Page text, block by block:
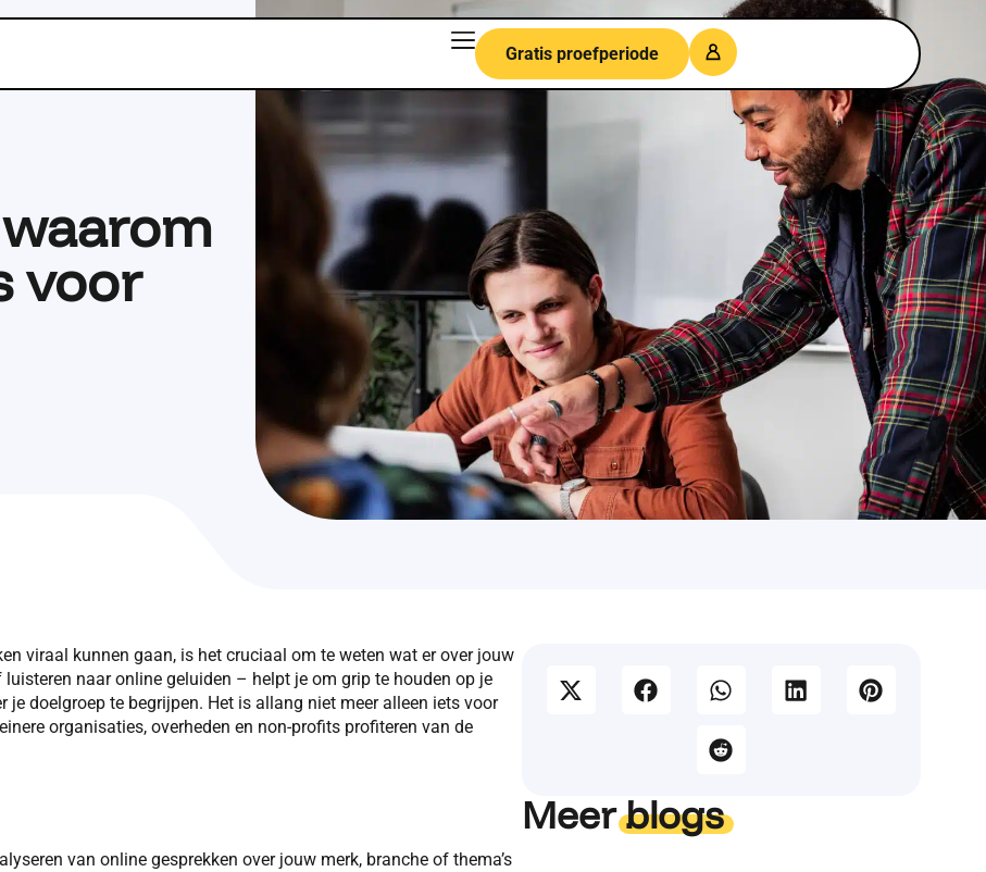
Gratis proefperiode
voor
viraal kunnen gaan, is het cruciaal om te weten wat er over jouw
naar online geluiden – helpt je om grip te houden op je
doelgroep te begrijpen. Het is allang niet meer alleen iets voor
organisaties, overheden en non-profits profiteren van de
van online gesprekken over jouw merk, branche of thema’s
Meerblogs